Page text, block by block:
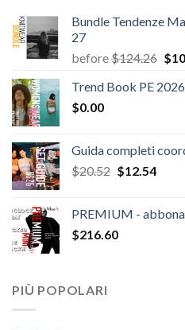
Bundle Tendenze
27
before$124.26 Il
$
Trend Book PE
$0.00
Guida completi
$20.52 Il
era:
$20.52.
$12.54Il
è:
PREMIUM -
$216.60
PIÙ POPOLARI